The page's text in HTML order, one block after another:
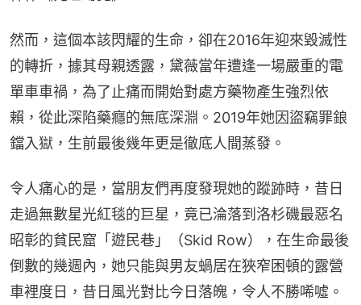
然而，這個本該閃耀的生命，卻在2016年迎來毀滅性
的轉折，據其母親透露，黛薇當年遭逢一場嚴重的電
單車車禍，為了止痛而開始對處方藥物產生強烈依
賴，從此深陷藥癮的無底深淵。2019年她因盜竊罪鋃
鐺入獄，生前最後幾年更是徹底人間蒸發。
令人痛心的是，當朋友們再度發現她的蹤跡時，昔日
走過無數星光紅毯的巨星，竟已淪落到洛杉磯最惡名
昭彰的貧民窟「遊民巷」（Skid Row），在生命最後
倒數的幾週內，她只能與男友蝸居在狹窄困頓的露營
車裡度日，昔日風光對比今日落魄，令人不勝唏噓。